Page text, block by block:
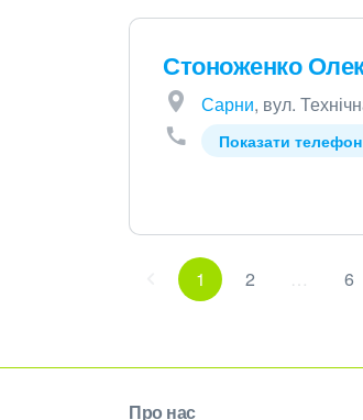
Стоноженко
Сарни, вул.
Показати телефон
1 2 … 6
Про нас